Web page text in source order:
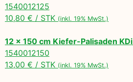
1540012125
10,80 € / STK (inkl. 19% MwSt.)
12 x 150 cm Kiefer-Palisaden KDi
1540012150
13,00 € / STK (inkl. 19% MwSt.)